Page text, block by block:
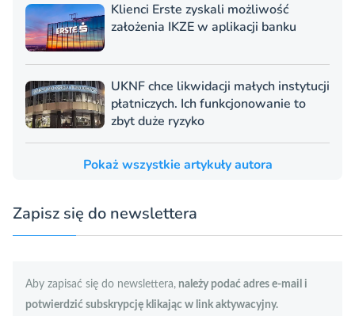
Klienci Erste zyskali możliwość
założenia IKZE w aplikacji banku
UKNF chce likwidacji małych instytucji
płatniczych. Ich funkcjonowanie to
zbyt duże ryzyko
Pokaż wszystkie artykuły autora
Zapisz się do newslettera
Aby zapisać się do newslettera, należy podać adres e-mail i
potwierdzić subskrypcję klikając w link aktywacyjny.